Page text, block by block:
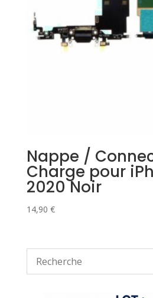
Nappe /
Charge pour
2020 Noir
14,90 €